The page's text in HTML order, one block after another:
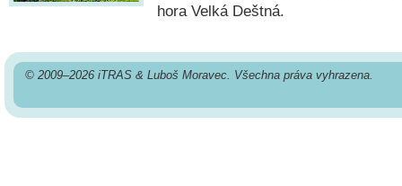
hora Velká Deštná.
© 2009–2026 iTRAS & Luboš Moravec. Všechna práva vyhrazena.